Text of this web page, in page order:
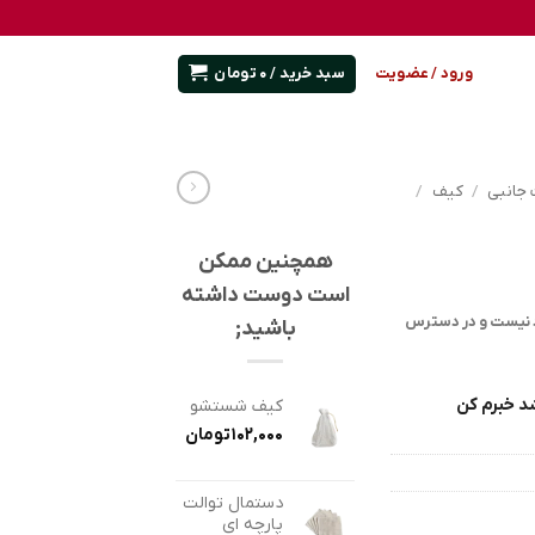
ورود / عضویت سبد خرید /0 تومان
جانبی / کیف /
نیست و در دسترس
خبرم کن
همچنین ممکن
است دوست داشته
باشید;
کیف شستشو
102,000تومان
دستمال توالت
پارچه ای